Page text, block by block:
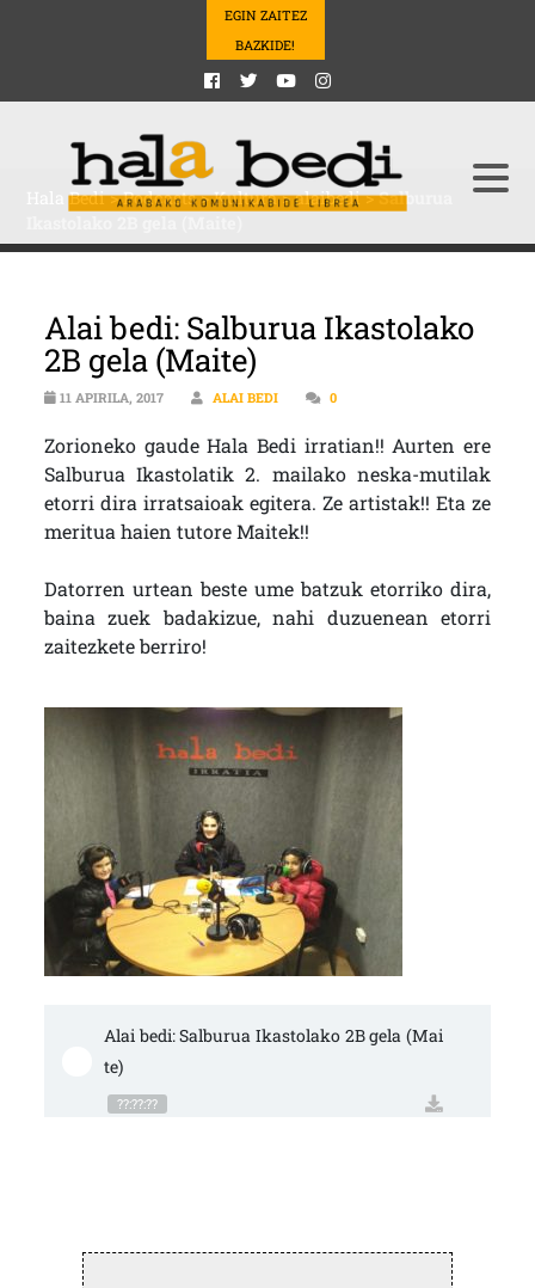
EGIN ZAITEZ
BAZKIDE!
Hala Bedi>Podcasts>Kultura>alaibedi>Salburua
Alai bedi: Salburua Ikastolako
2B gela (Maite)
11 APIRILA, 2017 ALAI BEDI 0
Zorioneko gaude Hala Bedi irratian!! Aurten ere
Salburua Ikastolatik 2. mailako neska-mutilak
etorri dira irratsaioak egitera. Ze artistak!! Eta ze
meritua haien tutore Maitek!!
Datorren urtean beste ume batzuk etorriko dira,
baina zuek badakizue, nahi duzuenean etorri
zaitezkete berriro!
Alai bedi: Salburua Ikastolako 2B gela (Mai
te)
??:??:??